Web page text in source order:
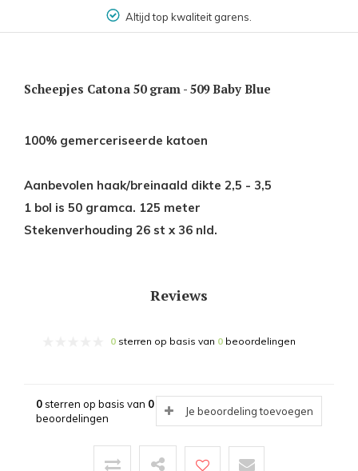
Altijd top kwaliteit garens.
Scheepjes Catona 50 gram - 509 Baby Blue
100% gemerceriseerde katoen
Aanbevolen haak/breinaald dikte 2,5 - 3,5
1 bol is 50 gramca. 125 meter
Stekenverhouding 26 st x 36 nld.
Reviews
0 sterren op basis van 0 beoordelingen
0sterren op basis van 0
beoordelingen
Je beoordeling toevoegen